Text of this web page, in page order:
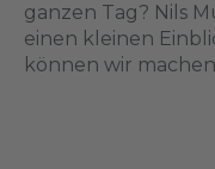
ganzen Tag? Nils
einen kleinen
können wir